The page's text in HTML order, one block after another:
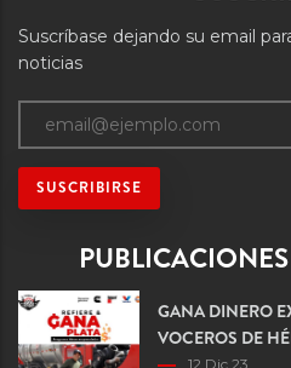
Suscríbase dejando su email
noticias
GANA DINERO
VOCEROS DE
12 Dic 23